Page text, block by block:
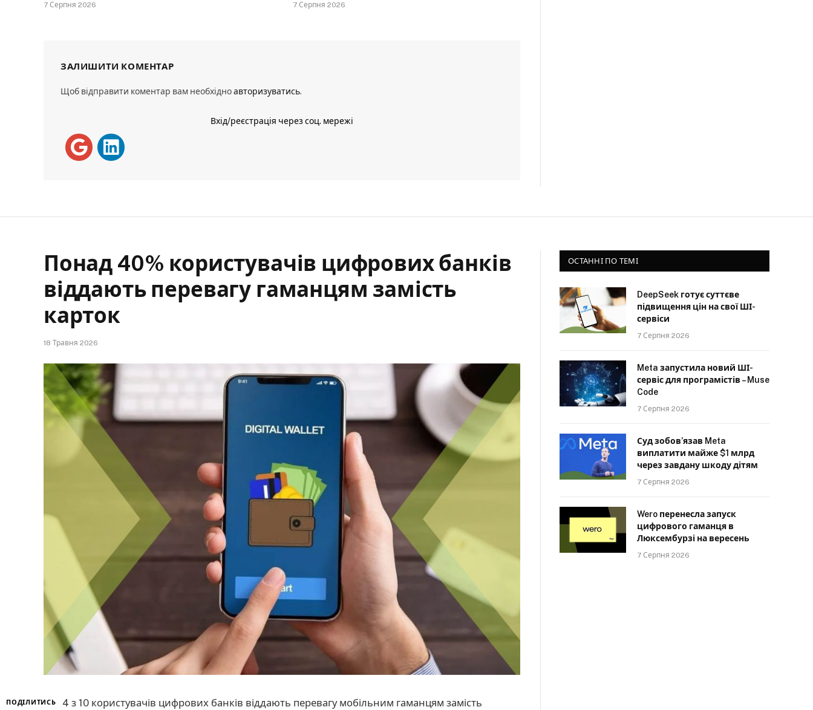
7 Серпня 2026 7 Серпня 2026
ЗАЛИШИТИ КОМЕНТАР
Щоб відправити коментар вам необхідноавторизуватись.
Вхід/реєстрація через соц. мережі
Понад 40% користувачів цифрових банків
віддають перевагу гаманцям замість
карток
18 Травня 2026
ПОДІЛИТИСЬ 4 з 10 користувачів цифрових банків віддають перевагу мобільним гаманцям замість
ОСТАННІ ПО ТЕМІ
DeepSeek готує суттєве
підвищення цін на свої ШІ-
сервіси
7 Серпня 2026
Meta запустила новий ШІ-
сервіс для програмістів – Muse
Code
7 Серпня 2026
Суд зобов’язав Meta
виплатити майже $1 млрд
через завдану шкоду дітям
7 Серпня 2026
Wero перенесла запуск
цифрового гаманця в
Люксембурзі на вересень
7 Серпня 2026